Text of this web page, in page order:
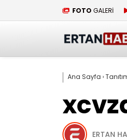
FOTO GALERİ
Ana Sayfa ›
ERTAN